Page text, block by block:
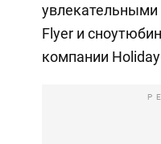
Flyer и
компании